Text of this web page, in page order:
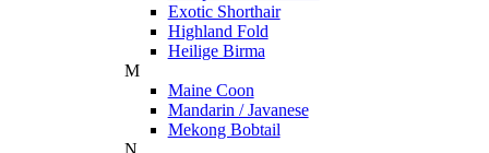
Exotic Shorthair
Highland Fold
Heilige Birma
M
Maine Coon
Mandarin / Javanese
Mekong Bobtail
N